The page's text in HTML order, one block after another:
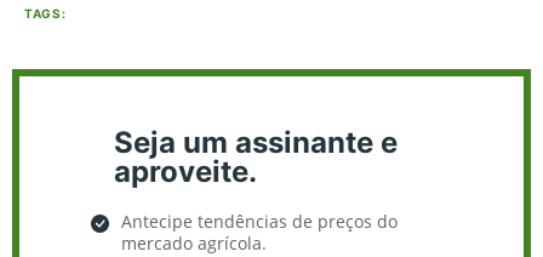
TAGS:
Seja um assinante e
aproveite.
Antecipe tendências de preços do
mercado agrícola.